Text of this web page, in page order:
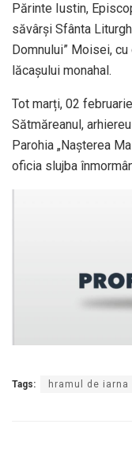
Părinte Iustin,
săvârși Sfânta
Domnului” Moisei,
lăcașului monahal.
Tot marți, 02
Sătmăreanul,
Parohia „Nașterea
oficia slujba
Tags: hramul de iarna